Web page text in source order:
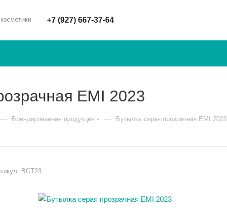
+7 (927) 667-37-64
EMI 2023
— Брендированная продукция — Бутылка серая прозрачная EMI 2023
BGT23